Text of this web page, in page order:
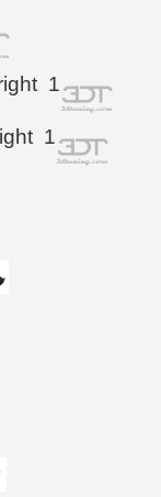
1
1